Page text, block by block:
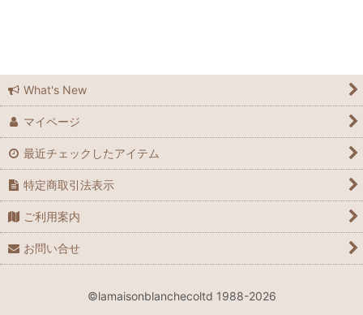
Elizabeth Bradley
Grandma Moses
Laura Ashley
Waverly
many
What's New
マイページ
最近チェックしたアイテム
特定商取引法表示
ご利用案内
お問い合せ
©lamaisonblanchecoltd 1988-2026